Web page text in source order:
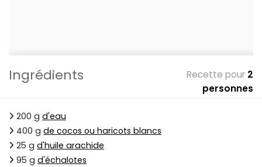
Ingrédients Recette pour 2
personnes
200 g d'eau
400 g de cocos ou haricots blancs
25 g d'huile arachide
95 g d'échalotes